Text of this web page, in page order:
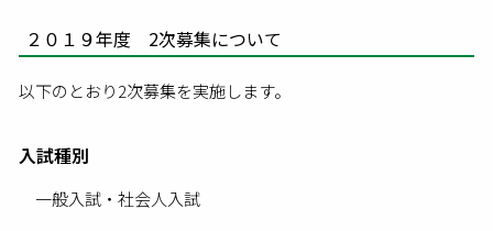
２０１９年度 2次募集について
以下のとおり2次募集を実施します。
入試種別
一般入試・社会人入試